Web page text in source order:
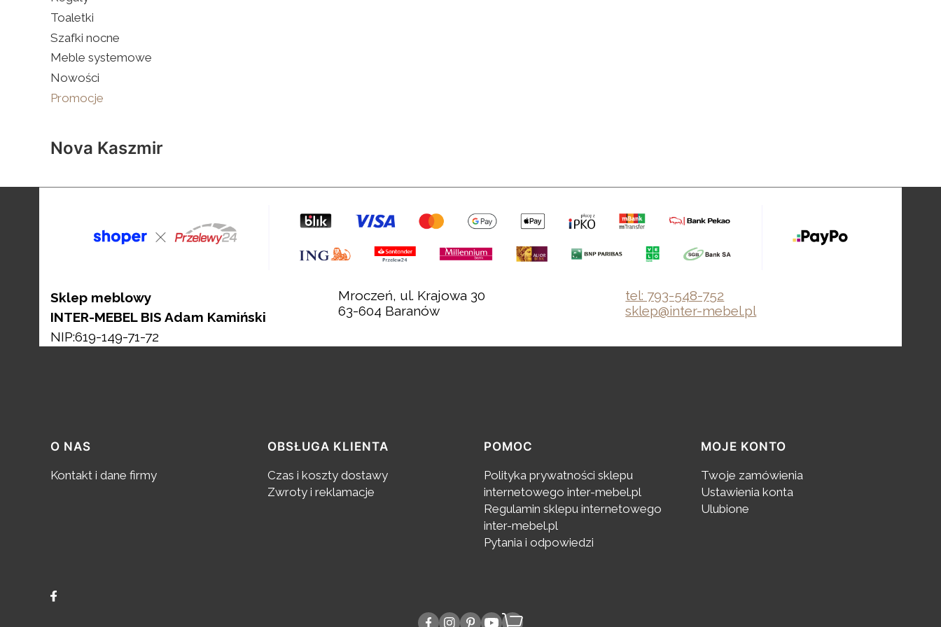
Toaletki
Szafki nocne
Meble systemowe
Nowości
Promocje
Nova Kaszmir
Sklep meblowy
INTER-MEBEL BIS Adam Kamiński
NIP:619-149-71-72
Mroczeń, ul. Krajowa 30
63-604 Baranów
tel: 793-548-752
sklep@inter-mebel.pl
Linki w stopce
O NAS
Kontakt i dane firmy
OBSŁUGA KLIENTA
Czas i koszty dostawy
Zwroty i reklamacje
POMOC
Polityka prywatności sklepu
internetowego inter-mebel.pl
Regulamin sklepu internetowego
inter-mebel.pl
Pytania i odpowiedzi
MOJE KONTO
Twoje zamówienia
Ustawienia konta
Ulubione